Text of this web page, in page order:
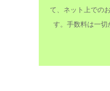
て、ネット上での
す。手数料は一切